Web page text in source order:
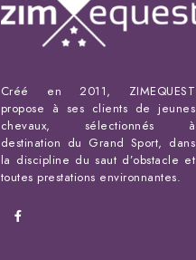
Créé en 2011, ZIMEQUEST
propose à ses clients de jeunes
chevaux, sélectionnés à
destination du Grand Sport, dans
la discipline du saut d’obstacle et
toutes prestations environnantes.